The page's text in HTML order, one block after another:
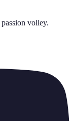
passion volley.